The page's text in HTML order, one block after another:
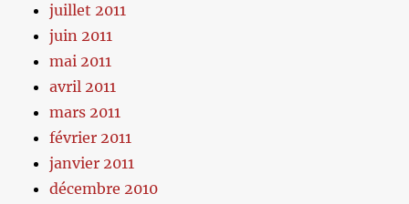
juillet 2011
juin 2011
mai 2011
avril 2011
mars 2011
février 2011
janvier 2011
décembre 2010